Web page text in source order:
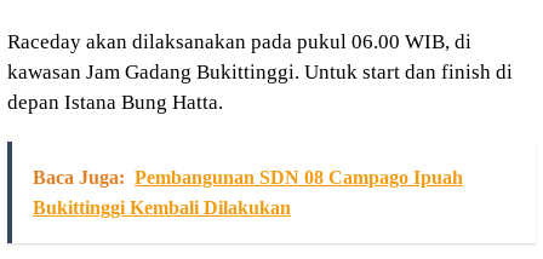
Raceday akan dilaksanakan pada pukul 06.00 WIB, di
kawasan Jam Gadang Bukittinggi. Untuk start dan finish di
depan Istana Bung Hatta.
Baca Juga: Pembangunan SDN 08 Campago Ipuah
Bukittinggi Kembali Dilakukan